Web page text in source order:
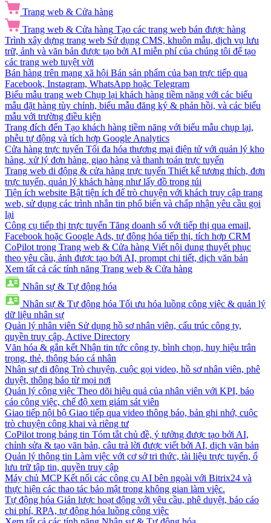
Trang web & Cửa hàng
Trang web & Cửa hàng Tạo các trang web bán được hàng
Trình xây dựng trang web Sử dụng CMS, khuôn mẫu, dịch vụ lưu
trữ, ảnh và văn bản được tạo bởi AI miễn phí của chúng tôi để tạo
các trang web tuyệt vời
Bán hàng trên mạng xã hội Bán sản phẩm của bạn trực tiếp qua
Facebook, Instagram, WhatsApp hoặc Telegram
Biểu mẫu trang web Chụp lại khách hàng tiềm năng với các biểu
mẫu đặt hàng tùy chỉnh, biểu mẫu đăng ký & phản hồi, và các biểu
mẫu với trường điều kiện
Trang đích đến Tạo khách hàng tiềm năng với biểu mẫu chụp lại,
phễu tự động và tích hợp Google Analytics
Cửa hàng trực tuyến Tối đa hóa thương mại điện tử với quản lý kho
hàng, xử lý đơn hàng, giao hàng và thanh toán trực tuyến
Trang web di động & cửa hàng trực tuyến Thiết kế tương thích, đơn
trực tuyến, quản lý khách hàng như lấy đồ trong túi
Tiện ích website Bật tiện ích để trò chuyện với khách truy cập trang
web, sử dụng các trình nhắn tin phổ biến và chấp nhận yêu cầu gọi
lại
Công cụ tiếp thị trực tuyến Tăng doanh số với tiếp thị qua email,
Facebook hoặc Google Ads, tự động hóa tiếp thị, tích hợp CRM
CoPilot trong Trang web & Cửa hàng Viết nội dung thuyết phục
theo yêu cầu, ảnh được tạo bởi AI, prompt chi tiết, dịch văn bản
Xem tất cả các tính năng Trang web & Cửa hàng
Nhân sự & Tự động hóa
Nhân sự & Tự động hóa Tối ưu hóa luồng công việc & quản lý
dữ liệu nhân sự
Quản lý nhân viên Sử dụng hồ sơ nhân viên, cấu trúc công ty,
quyền truy cập, Active Directory
Văn hóa & gắn kết Nhận tin tức công ty, bình chọn, huy hiệu trân
trọng, thẻ, thông báo cá nhân
Nhân sự di động Trò chuyện, cuộc gọi video, hồ sơ nhân viên, phê
duyệt, thông báo từ mọi nơi
Quản lý công việc Theo dõi hiệu quả của nhân viên với KPI, báo
cáo công việc, chế độ xem giám sát viên
Giao tiếp nội bộ Giao tiếp qua video thông báo, bản ghi nhớ, cuộc
trò chuyện công khai và riêng tư
CoPilot trong bảng tin Tóm tắt chủ đề, ý tưởng được tạo bởi AI,
chỉnh sửa & tạo văn bản, câu trả lời được viết bởi AI, dịch văn bản
Quản lý thông tin Làm việc với cơ sở tri thức, tài liệu trực tuyến, ổ
lưu trữ tập tin, quyền truy cập
Máy chủ MCP Kết nối các công cụ AI bên ngoài với Bitrix24 và
thực hiện các thao tác bảo mật trong không gian làm việc.
Tự động hóa Giản lược hoạt động với yêu cầu, phê duyệt, báo cáo
chi phí, RPA, tự động hóa luồng công việc